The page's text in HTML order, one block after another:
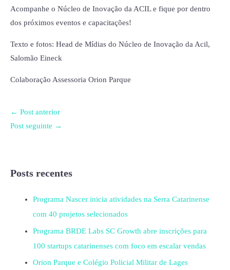
Acompanhe o Núcleo de Inovação da ACIL e fique por dentro
dos próximos eventos e capacitações!
Texto e fotos: Head de Mídias do Núcleo de Inovação da Acil,
Salomão Eineck
Colaboração Assessoria Orion Parque
← Post anterior
Post seguinte →
Posts recentes
Programa Nascer inicia atividades na Serra Catarinense
com 40 projetos selecionados
Programa BRDE Labs SC Growth abre inscrições para
100 startups catarinenses com foco em escalar vendas
Orion Parque e Colégio Policial Militar de Lages